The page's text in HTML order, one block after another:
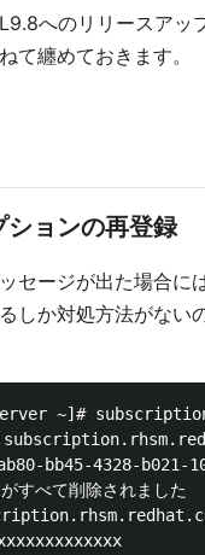
へのリリースアッ
て纏めておきます。
ションの再登録
セージが出た場合に
しか対処方法がない
Server ~]#
bb45-4328-b021-
すべて削除されました